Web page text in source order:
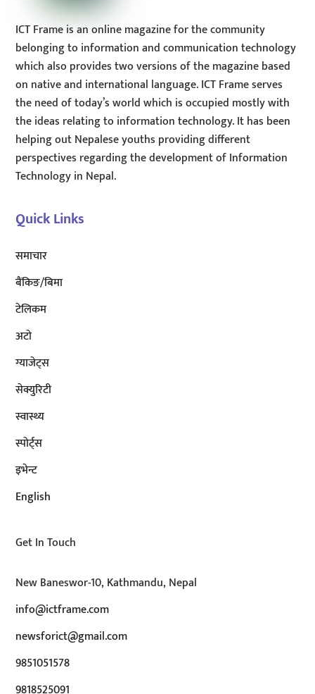
ICT Frame is an online magazine for the community
belonging to information and communication technology
which also provides two versions of the magazine based
on native and international language. ICT Frame serves
the need of today’s world which is occupied mostly with
the ideas relating to information technology. It has been
helping out Nepalese youths providing different
perspectives regarding the development of Information
Technology in Nepal.
Quick Links
समाचार
बैंकिङ/बिमा
टेलिकम
अटाे
ग्याजेट्स
सेक्युरिटी
स्वास्थ्य
स्पोर्ट्स
इभेन्ट
English
Get In Touch
New Baneswor-10, Kathmandu, Nepal
info@ictframe.com
newsforict@gmail.com
9851051578
9818525091